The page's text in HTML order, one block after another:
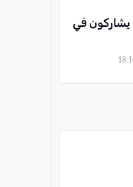
يشاركون في